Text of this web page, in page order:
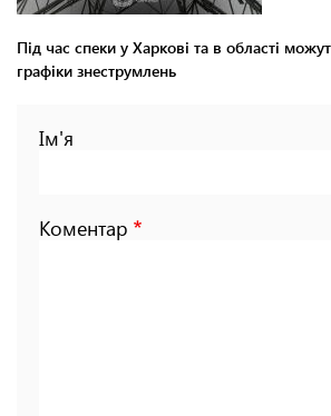
Під час спеки у Харкові та в області
графіки знеструмлень
Ім'я
Коментар